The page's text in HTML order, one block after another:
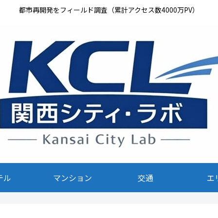
都市再開発をフィールド調査（累計アクセス数4000万PV）
ル マンション 交通 エ